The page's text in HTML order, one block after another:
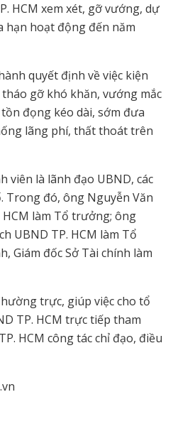
HCM xem xét, gỡ vướng, dự
hạn hoạt động đến năm
quyết định về việc kiện
gỡ khó khăn, vướng mắc
đọng kéo dài, sớm đưa
lãng phí, thất thoát trên
viên là lãnh đạo UBND, các
Trong đó, ông Nguyễn Văn
làm Tổ trưởng; ông
UBND TP. HCM làm Tổ
Giám đốc Sở Tài chính làm
trực, giúp việc cho tổ
TP. HCM trực tiếp tham
HCM công tác chỉ đạo, điều